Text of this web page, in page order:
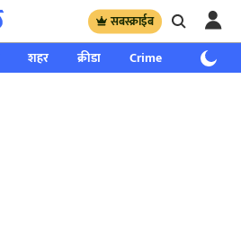
सबस्क्राईब
शहर क्रीडा Crime साप्ताहिक